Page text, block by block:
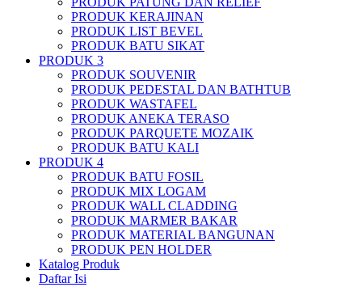
PRODUK KERAJINAN
PRODUK LIST BEVEL
PRODUK BATU SIKAT
PRODUK 3
PRODUK SOUVENIR
PRODUK PEDESTAL DAN BATHTUB
PRODUK WASTAFEL
PRODUK ANEKA TERASO
PRODUK PARQUETE MOZAIK
PRODUK BATU KALI
PRODUK 4
PRODUK BATU FOSIL
PRODUK MIX LOGAM
PRODUK WALL CLADDING
PRODUK MARMER BAKAR
PRODUK MATERIAL BANGUNAN
PRODUK PEN HOLDER
Katalog Produk
Daftar Isi